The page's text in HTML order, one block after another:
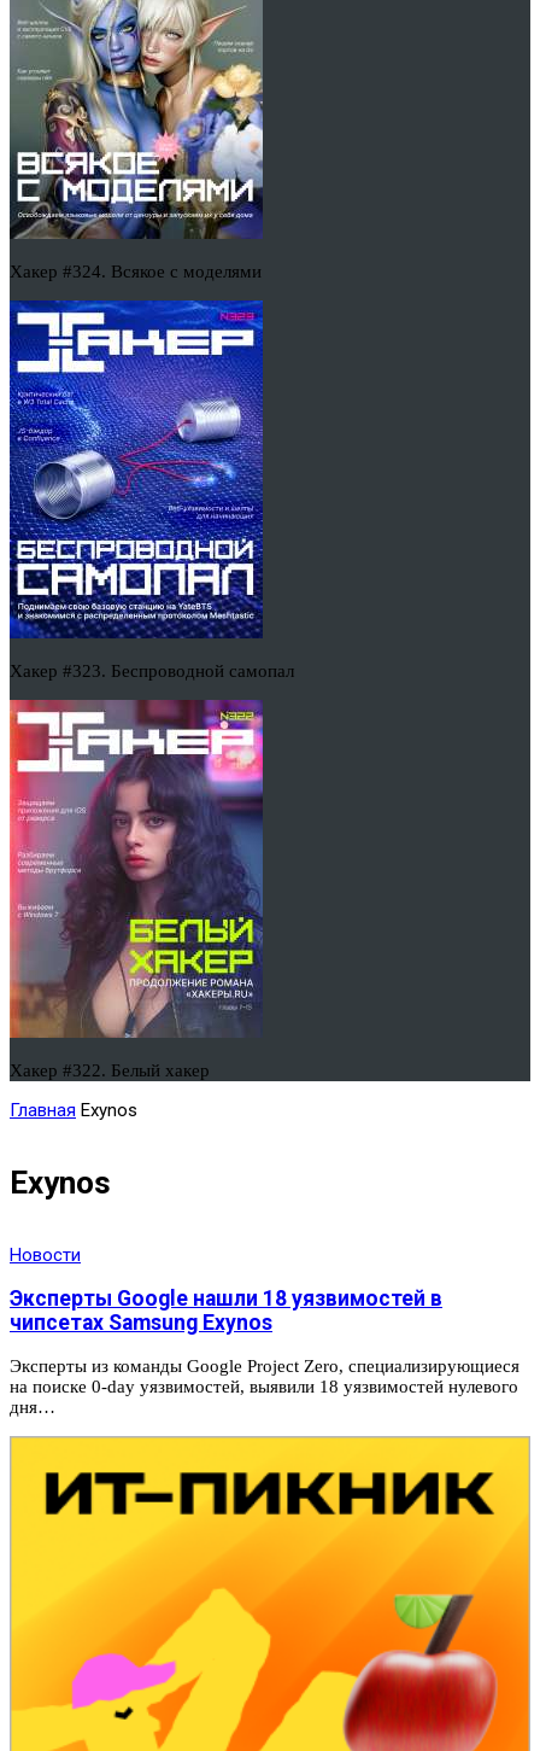
Хакер #324. Всякое с моделями
Хакер #323. Беспроводной самопал
Хакер #322. Белый хакер
Главная Exynos
Exynos
Новости
Эксперты Google нашли 18 уязвимостей в
чипсетах Samsung Exynos
Эксперты из команды Google Project Zero, специализирующиеся
на поиске 0-day уязвимостей, выявили 18 уязвимостей нулевого
дня…